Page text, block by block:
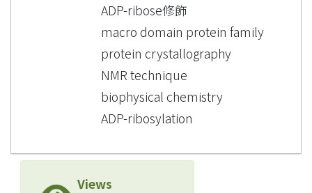
ADP-ribose修飾
macro domain protein family
protein crystallography
NMR technique
biophysical chemistry
ADP-ribosylation
Views